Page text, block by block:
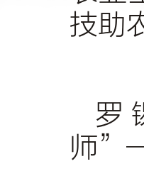
技助
罗
师